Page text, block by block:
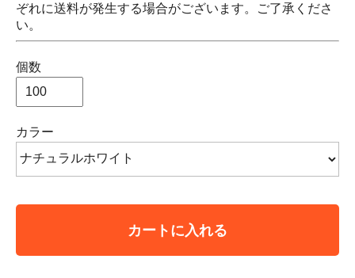
ぞれに送料が発生する場合がございます。ご了承くださ
い。
個数
カラー
カートに入れる